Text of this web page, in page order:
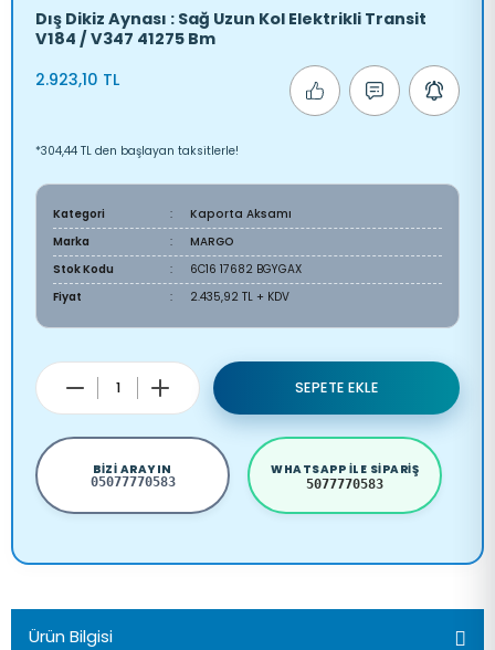
Dış Dikiz Aynası : Sağ Uzun Kol Elektrikli Transit
V184 / V347 41275 Bm
2.923,10 TL
*304,44 TL den başlayan taksitlerle!
Kategori
Kaporta Aksamı
Marka
MARGO
Stok Kodu
6C16 17682 BGYGAX
Fiyat
2.435,92 TL + KDV
SEPETE EKLE
BIZI ARAYIN
05077770583
WHATSAPP ILE SIPARIŞ
5077770583
Ürün Bilgisi